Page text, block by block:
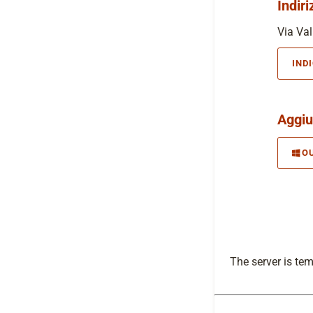
Via
The server is